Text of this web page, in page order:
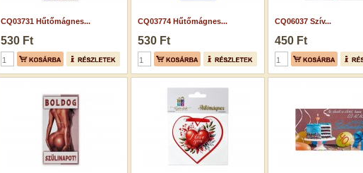
CQ03731 Hűtőmágnes...
530 Ft
CQ03774 Hűtőmágnes...
530 Ft
CQ06037 Szív...
450 Ft